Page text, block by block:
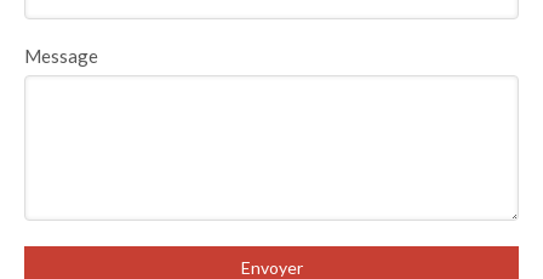
Message
Envoyer